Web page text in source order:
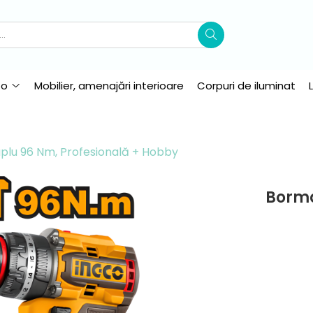
Mobilier, amenajări interioare Corpuri de iluminat
96 Nm, Profesională + Hobby